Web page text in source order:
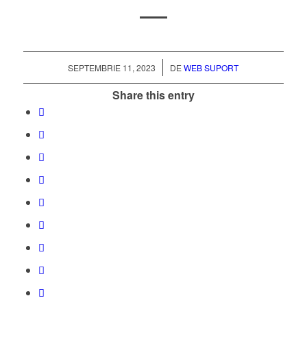
SEPTEMBRIE 11, 2023
/ DEWEB SUPORT
Share this entry